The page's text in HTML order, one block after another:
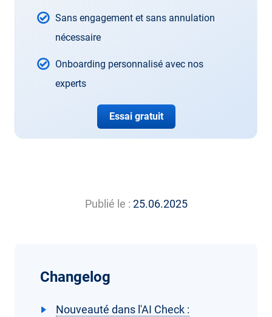
Sans engagement et sans annulation
nécessaire
Onboarding personnalisé avec nos
experts
Essai gratuit
Publié le : 25.06.2025
Changelog
Nouveauté dans l'AI Check :